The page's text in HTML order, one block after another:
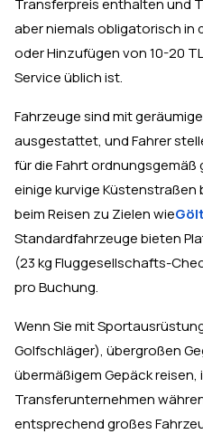
Transferpreis enthalten und
aber niemals obligatorisch in
oder Hinzufügen von 10-20
Service üblich ist.
Fahrzeuge sind mit
ausgestattet, und Fahrer
für die Fahrt ordnungsgemäß
einige kurvige
beim Reisen zu Zielen wie
Standardfahrzeuge bieten
(23 kg Fluggesellschafts-
pro Buchung.
Wenn Sie mit
Golfschläger), übergroßen
übermäßigem Gepäck reisen,
Transferunternehmen
entsprechend großes